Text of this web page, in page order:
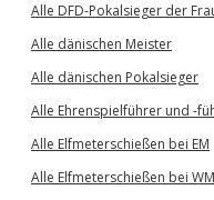
Alle DFD-Pokalsieger der
Alle dänischen Meister
Alle dänischen Pokalsieger
Alle Ehrenspielführer und -
Alle Elfmeterschießen bei EM
Alle Elfmeterschießen bei WM